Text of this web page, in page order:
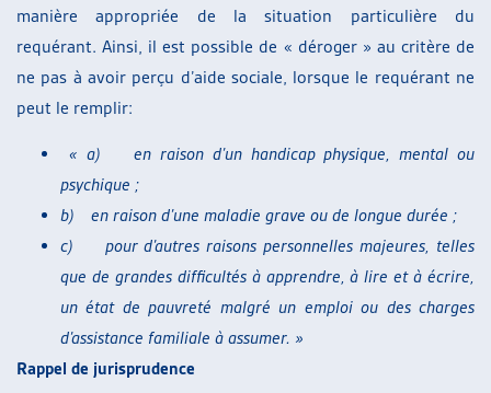
manière appropriée de la situation particulière du
requérant. Ainsi, il est possible de « déroger » au critère de
ne pas à avoir perçu d’aide sociale, lorsque le requérant ne
peut le remplir:
« a)en raison d’un handicap physique, mental ou
psychique ;
b) en raison d’une maladie grave ou de longue durée ;
c) pour d’autres raisons personnelles majeures, telles
que de grandes difficultés à apprendre, à lire et à écrire,
un état de pauvreté malgré un emploi ou des charges
d’assistance familiale à assumer. »
Rappel de jurisprudence